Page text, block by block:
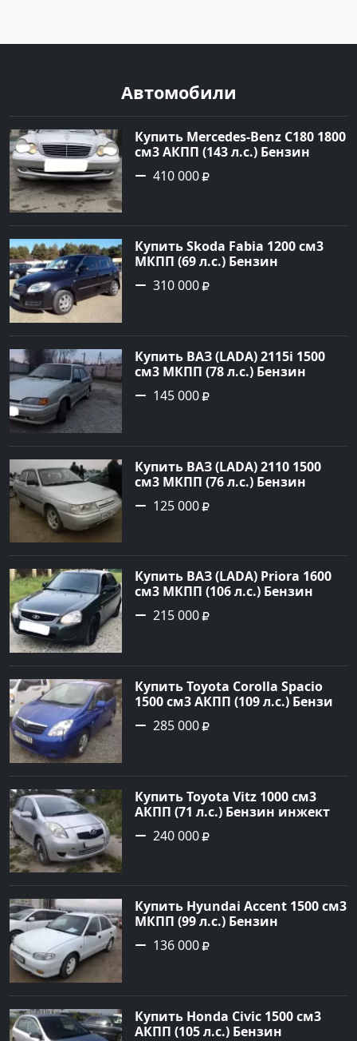
Автомобили
Купить Mercedes-Benz C180 1800
см3 АКПП (143 л.с.) Бензин
инжектор в Тимашевск : цвет
Серебряный Седан 2006 года по
Авторынок23
410 000
Купить Skoda Fabia 1200 см3
МКПП (69 л.с.) Бензин
инжектор в Кропоткин: цвет
черный Хетчбэк 2010 года по
Авторынок23
310 000
Купить ВАЗ (LADA) 2115i 1500
см3 МКПП (78 л.с.) Бензин
инжектор в Брюховецкая: цвет
Золотой Седан 2003 года по
Авторынок23
145 000
Купить ВАЗ (LADA) 2110 1500
см3 МКПП (76 л.с.) Бензин
инжектор в Новороссийск:
цвет белый Седан 2004 года по
Авторынок23
125 000
Купить ВАЗ (LADA) Priora 1600
см3 МКПП (106 л.с.) Бензин
инжектор в Темрюк : цвет
Серый Седан 2014 года по цене
215 000
Купить Toyota Corolla Spacio
1500 см3 АКПП (109 л.с.) Бензин
инжектор в Новороссийск:
цвет синий Минивэн 2002 года
Авторынок23
285 000
Купить Toyota Vitz 1000 см3
АКПП (71 л.с.) Бензин инжектор
в Раевская: цвет Серебристый
Хетчбэк 2005 года по цене
240 000
Купить Hyundai Accent 1500 см3
МКПП (99 л.с.) Бензин
инжектор в Анапа: цвет белый
Седан 1997 года по цене 136000
136 000
Купить Honda Civic 1500 см3
АКПП (105 л.с.) Бензин